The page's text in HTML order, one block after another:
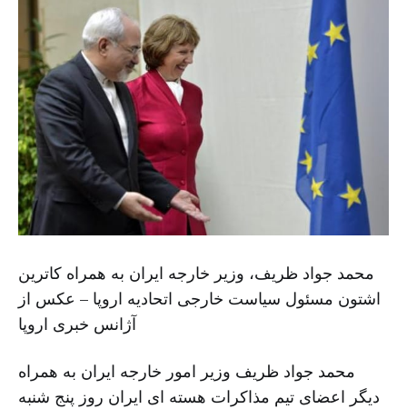
محمد جواد ظریف، وزیر خارجه ایران به همراه کاترین
اشتون مسئول سیاست خارجی اتحادیه اروپا – عکس از
آژانس خبری اروپا
محمد جواد ظریف وزیر امور خارجه ایران به همراه
دیگر اعضای تیم مذاکرات هسته ای ایران روز پنج شنبه